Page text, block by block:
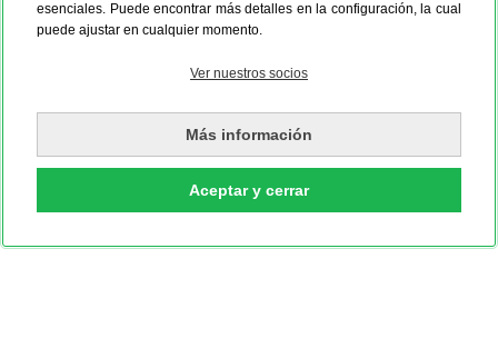
esenciales. Puede encontrar más detalles en la configuración, la cual
puede ajustar en cualquier momento.
Ver nuestros socios
Más información
Aceptar y cerrar